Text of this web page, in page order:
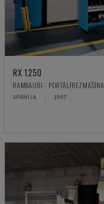
RX 1250
RAMBAUDI - PORTĀLFREZMAŠĪNA
SPĀNIJA 1997